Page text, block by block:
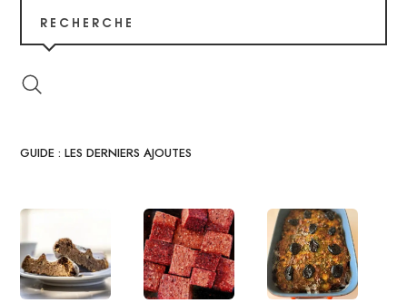
RECHERCHE
GUIDE : LES DERNIERS AJOUTES